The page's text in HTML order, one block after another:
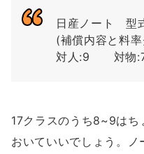
日産ノート 型
(補償内容と料
対人:9 対物
17クラスのうち8~9はち
おいていいでしょう。